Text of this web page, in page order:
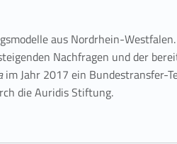
aus Nordrhein-
Nachfragen und der
im Jahr 2017 ein Bundestransfer-
die Auridis Stiftung.